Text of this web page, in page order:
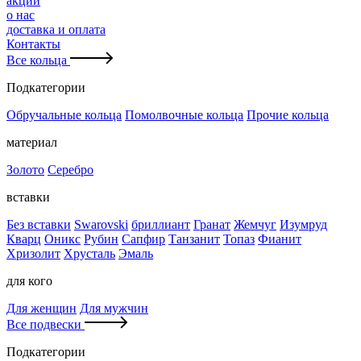
о нас
доставка и оплата
Контакты
Все кольца
Подкатегории
Обручальные кольца Помолвочные кольца Прочие кольца
материал
Золото Серебро
вставки
Без вставки Swarovski бриллиант Гранат Жемчуг Изумруд
Кварц Оникс Рубин Сапфир Танзанит Топаз Фианит
Хризолит Хрусталь Эмаль
для кого
Для женщин Для мужчин
Все подвески
Подкатегории